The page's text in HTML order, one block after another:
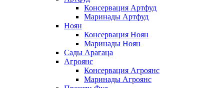
Консервация Артфуд
Маринады Артфуд
Ноян
Консервация Ноян
Маринады Ноян
Сады Арагаца
Агроянс
Консервация Агроянс
Маринады Агроянс